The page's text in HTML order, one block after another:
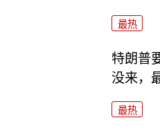
最热
特朗普
没来，
最热